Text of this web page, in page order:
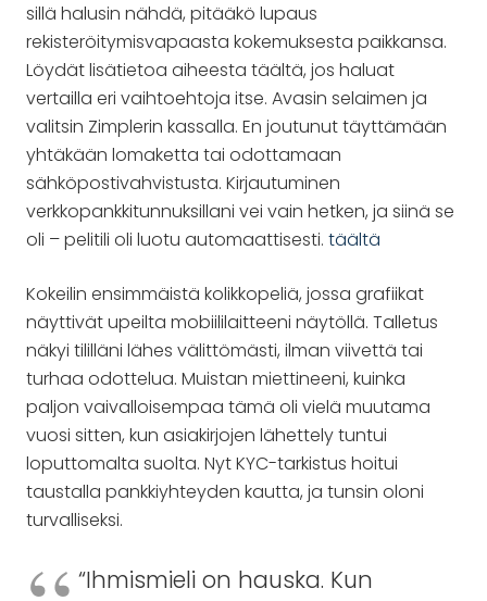
sillä halusin nähdä, pitääkö lupaus
rekisteröitymisvapaasta kokemuksesta paikkansa.
Löydät lisätietoa aiheesta täältä, jos haluat
vertailla eri vaihtoehtoja itse. Avasin selaimen ja
valitsin Zimplerin kassalla. En joutunut täyttämään
yhtäkään lomaketta tai odottamaan
sähköpostivahvistusta. Kirjautuminen
verkkopankkitunnuksillani vei vain hetken, ja siinä se
oli – pelitili oli luotu automaattisesti. täältä
Kokeilin ensimmäistä kolikkopeliä, jossa grafiikat
näyttivät upeilta mobiililaitteeni näytöllä. Talletus
näkyi tililläni lähes välittömästi, ilman viivettä tai
turhaa odottelua. Muistan miettineeni, kuinka
paljon vaivalloisempaa tämä oli vielä muutama
vuosi sitten, kun asiakirjojen lähettely tuntui
loputtomalta suolta. Nyt KYC-tarkistus hoitui
taustalla pankkiyhteyden kautta, ja tunsin oloni
turvalliseksi.
“Ihmismieli on hauska. Kun